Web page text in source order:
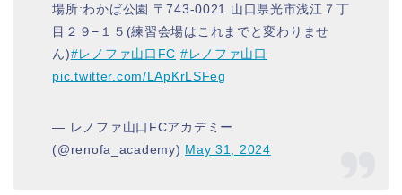
場所:わかば公園 〒743-0021 山口県光市浅江７丁
目２９−１５(練習会場はこれまでと変わりませ
ん)#レノファ山口FC #レノファ山口
pic.twitter.com/LApKrLSFeg
— レノファ山口FCアカデミー
(@renofa_academy) May 31, 2024